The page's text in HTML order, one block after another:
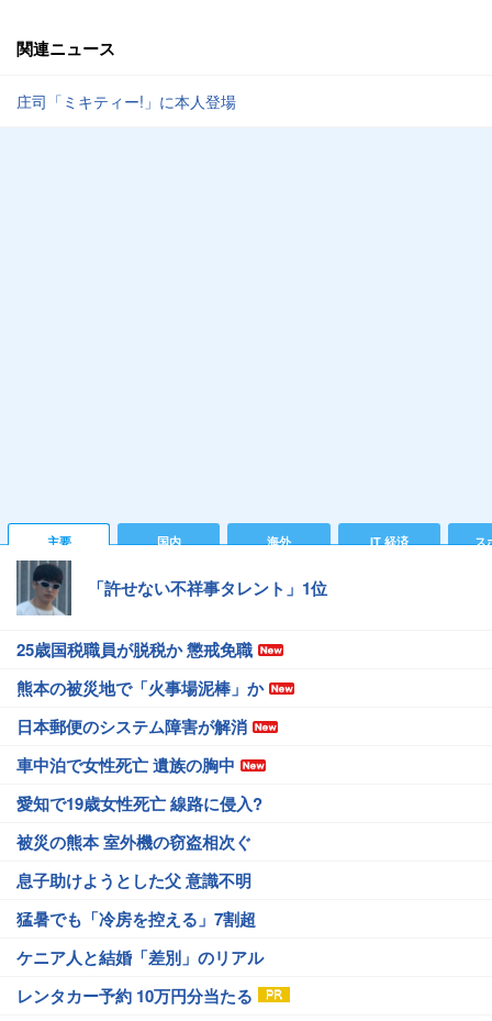
関連ニュース
庄司「ミキティー!」に本人登場
主要 国内 海外 IT 経済 ス
「許せない不祥事タレント」1位
25歳国税職員が脱税か 懲戒免職
熊本の被災地で「火事場泥棒」か
日本郵便のシステム障害が解消
車中泊で女性死亡 遺族の胸中
愛知で19歳女性死亡 線路に侵入?
被災の熊本 室外機の窃盗相次ぐ
息子助けようとした父 意識不明
猛暑でも「冷房を控える」7割超
ケニア人と結婚「差別」のリアル
レンタカー予約 10万円分当たる